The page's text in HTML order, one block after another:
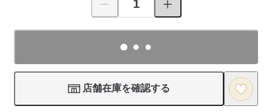
店舗在庫を確認する